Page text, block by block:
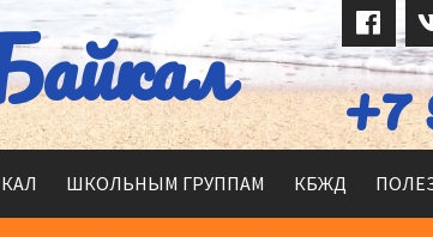
+7
ШКОЛЬНЫМ ГРУППАМ КБЖД